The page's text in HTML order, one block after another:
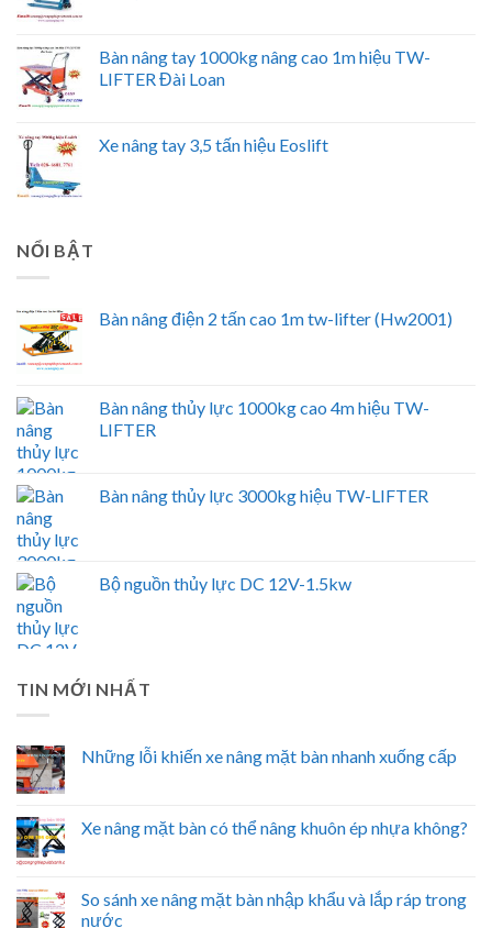
Bàn nâng tay 1000kg nâng cao 1m hiệu TW-
LIFTER Đài Loan
Xe nâng tay 3,5 tấn hiệu Eoslift
NỔI BẬT
Bàn nâng điện 2 tấn cao 1m tw-lifter (Hw2001)
Bàn nâng thủy lực 1000kg cao 4m hiệu TW-
LIFTER
Bàn nâng thủy lực 3000kg hiệu TW-LIFTER
Bộ nguồn thủy lực DC 12V-1.5kw
TIN MỚI NHẤT
Những lỗi khiến xe nâng mặt bàn nhanh xuống cấp
Xe nâng mặt bàn có thể nâng khuôn ép nhựa không?
So sánh xe nâng mặt bàn nhập khẩu và lắp ráp trong
nước